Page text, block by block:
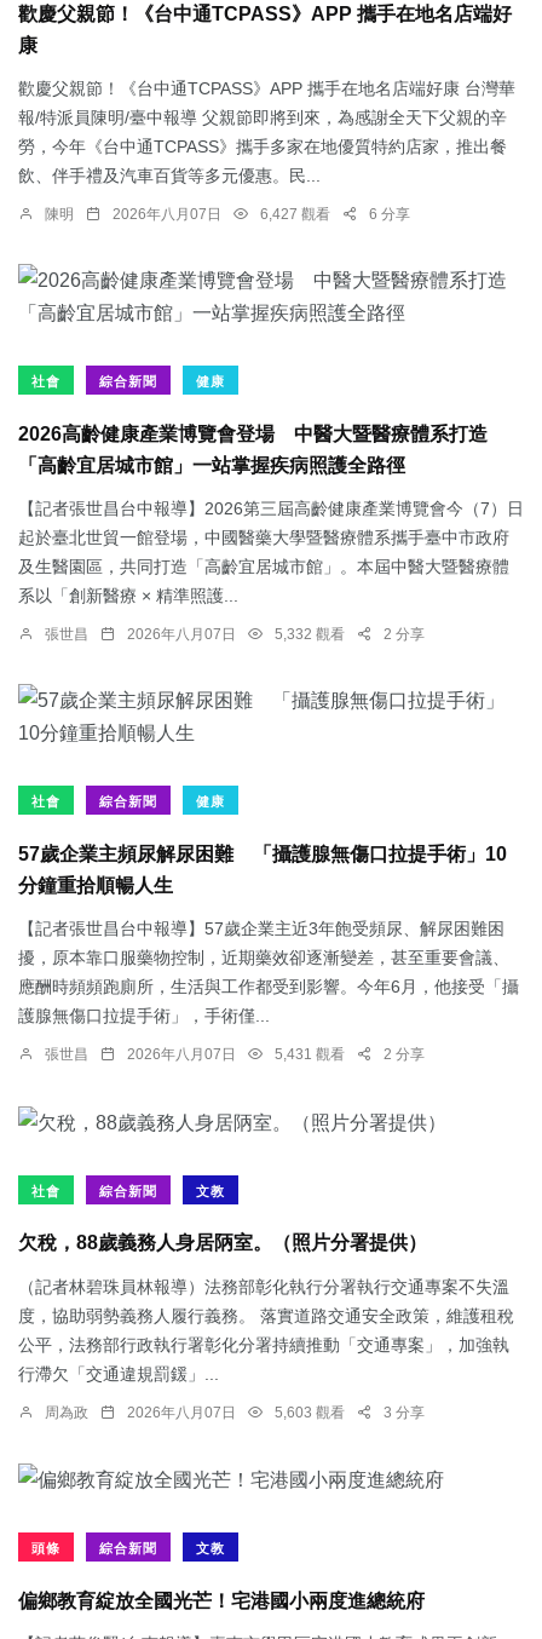
歡慶父親節！《台中通TCPASS》APP 攜手在地名店端好
康
歡慶父親節！《台中通TCPASS》APP 攜手在地名店端好康 台灣華
報/特派員陳明/臺中報導 父親節即將到來，為感謝全天下父親的辛
勞，今年《台中通TCPASS》攜手多家在地優質特約店家，推出餐
飲、伴手禮及汽車百貨等多元優惠。民...
陳明 2026年八月07日 6,427 觀看 6 分享
社會 綜合新聞 健康
2026高齡健康產業博覽會登場 中醫大暨醫療體系打造
「高齡宜居城市館」一站掌握疾病照護全路徑
【記者張世昌台中報導】2026第三屆高齡健康產業博覽會今（7）日
起於臺北世貿一館登場，中國醫藥大學暨醫療體系攜手臺中市政府
及生醫園區，共同打造「高齡宜居城市館」。本屆中醫大暨醫療體
系以「創新醫療 × 精準照護...
張世昌 2026年八月07日 5,332 觀看 2 分享
社會 綜合新聞 健康
57歲企業主頻尿解尿困難 「攝護腺無傷口拉提手術」10
分鐘重拾順暢人生
【記者張世昌台中報導】57歲企業主近3年飽受頻尿、解尿困難困
擾，原本靠口服藥物控制，近期藥效卻逐漸變差，甚至重要會議、
應酬時頻頻跑廁所，生活與工作都受到影響。今年6月，他接受「攝
護腺無傷口拉提手術」，手術僅...
張世昌 2026年八月07日 5,431 觀看 2 分享
社會 綜合新聞 文教
欠稅，88歲義務人身居陃室。（照片分署提供）
（記者林碧珠員林報導）法務部彰化執行分署執行交通專案不失溫
度，協助弱勢義務人履行義務。 落實道路交通安全政策，維護租稅
公平，法務部行政執行署彰化分署持續推動「交通專案」，加強執
行滯欠「交通違規罰鍰」...
周為政 2026年八月07日 5,603 觀看 3 分享
頭條 綜合新聞 文教
偏鄉教育綻放全國光芒！宅港國小兩度進總統府